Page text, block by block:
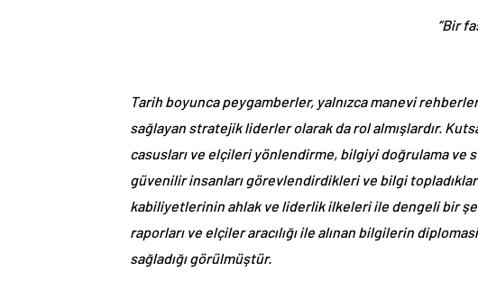
“Bir
Tarih boyunca peygamberler, yalnızca manevi
sağlayan stratejik liderler olarak da rol almışlardır.
casusları ve elçileri yönlendirme, bilgiyi doğrulama
güvenilir insanları görevlendirdikleri ve bilgi
kabiliyetlerinin ahlak ve liderlik ilkeleri ile dengeli bir
raporları ve elçiler aracılığı ile alınan bilgilerin
sağladığı görülmüştür.